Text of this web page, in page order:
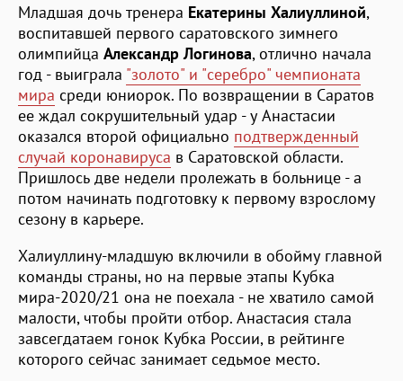
Младшая дочь тренера Екатерины Халиуллиной,
воспитавшей первого саратовского зимнего
олимпийца Александр Логинова, отлично начала
год - выиграла "золото" и "серебро" чемпионата
мира среди юниорок. По возвращении в Саратов
ее ждал сокрушительный удар - у Анастасии
оказался второй официально подтвержденный
случай коронавируса в Саратовской области.
Пришлось две недели пролежать в больнице - а
потом начинать подготовку к первому взрослому
сезону в карьере.
Халиуллину-младшую включили в обойму главной
команды страны, но на первые этапы Кубка
мира-2020/21 она не поехала - не хватило самой
малости, чтобы пройти отбор. Анастасия стала
завсегдатаем гонок Кубка России, в рейтинге
которого сейчас занимает седьмое место.